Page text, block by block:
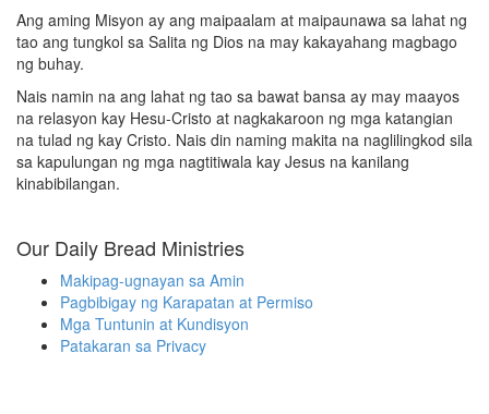
Ang aming Misyon ay ang maipaalam at maipaunawa sa lahat ng
tao ang tungkol sa Salita ng Dios na may kakayahang magbago
ng buhay.
Nais namin na ang lahat ng tao sa bawat bansa ay may maayos
na relasyon kay Hesu-Cristo at nagkakaroon ng mga katangian
na tulad ng kay Cristo. Nais din naming makita na naglilingkod sila
sa kapulungan ng mga nagtitiwala kay Jesus na kanilang
kinabibilangan.
Our Daily Bread Ministries
Makipag-ugnayan sa Amin
Pagbibigay ng Karapatan at Permiso
Mga Tuntunin at Kundisyon
Patakaran sa Privacy